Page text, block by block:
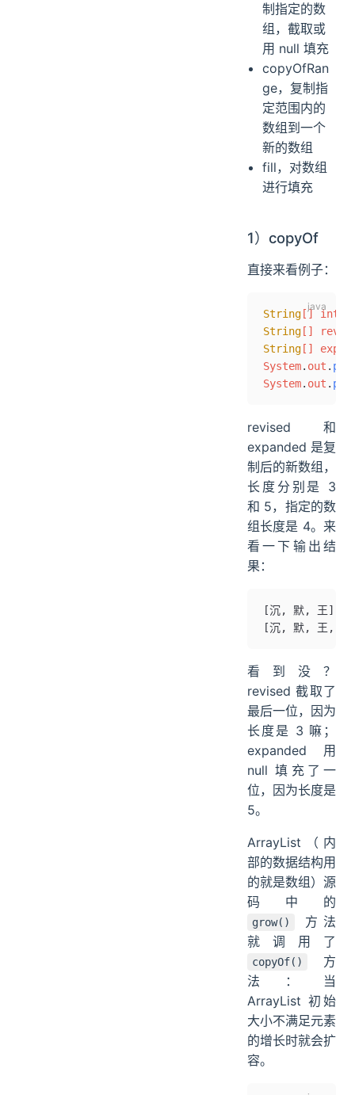
制指定的数
组，截取或
用 null 填充
copyOfRan
ge，复制指
定范围内的
数组到一个
新的数组
fill，对数组
进行填充
1）copyOf
直接来看例子：
String []
String []
String []
System. out .
System. out .
revised 和
expanded 是复
制后的新数组，
长度分别是 3
和 5，指定的数
组长度是 4。来
看一下输出结
果：
[沉, 默, 王]
[沉, 默, 王,
看到没？
revised 截取了
最后一位，因为
长度是 3 嘛；
expanded 用
null 填充了一
位，因为长度是
5。
ArrayList（内
部的数据结构用
的就是数组）源
码中的
grow()
方法
就调用了
copyOf()
方
法：当
ArrayList 初始
大小不满足元素
的增长时就会扩
容。